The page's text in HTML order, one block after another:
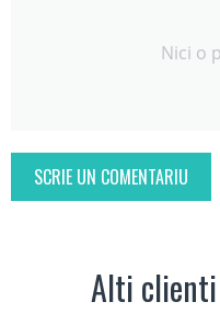
Nici o
SCRIE UN COMENTARIU
Alti clienti